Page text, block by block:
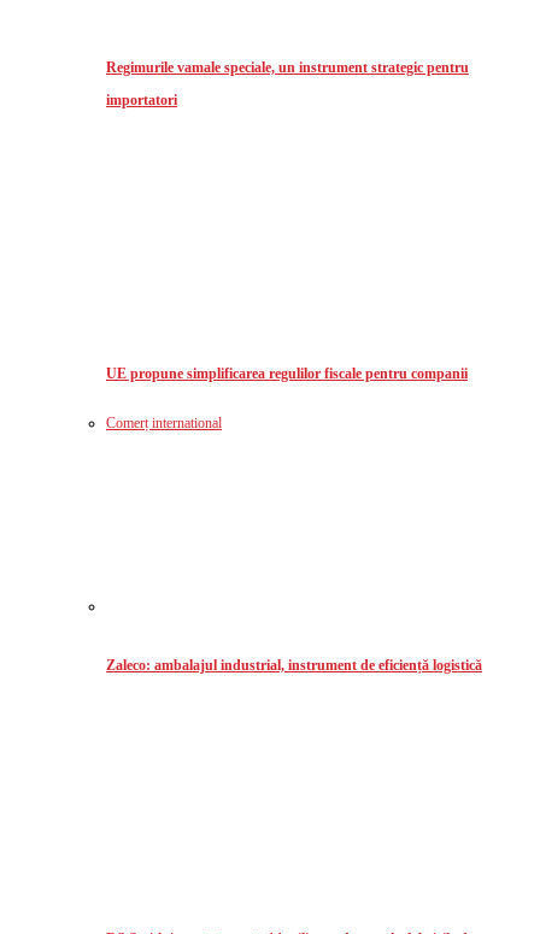
Regimurile vamale speciale, un instrument strategic pentru
importatori
UE propune simplificarea regulilor fiscale pentru companii
Comerț international
Zaleco: ambalajul industrial, instrument de eficiență logistică